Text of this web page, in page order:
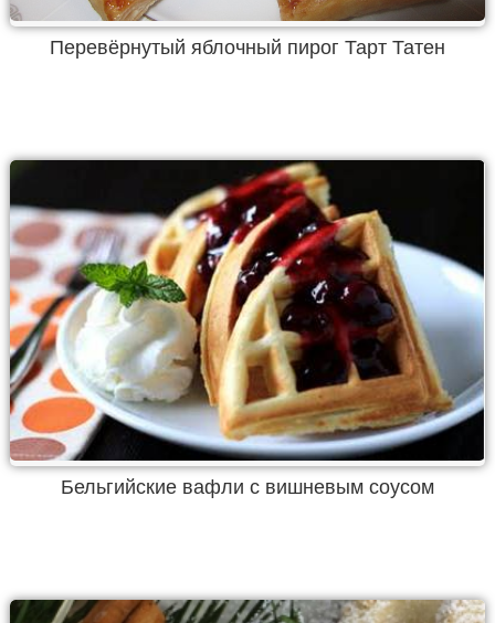
Перевёрнутый яблочный пирог Тарт Татен
Бельгийские вафли с вишневым соусом